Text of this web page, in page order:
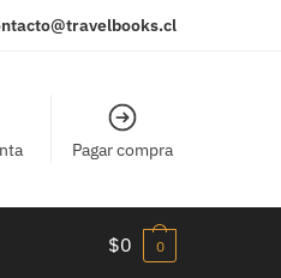
Pagar compra
$0 0